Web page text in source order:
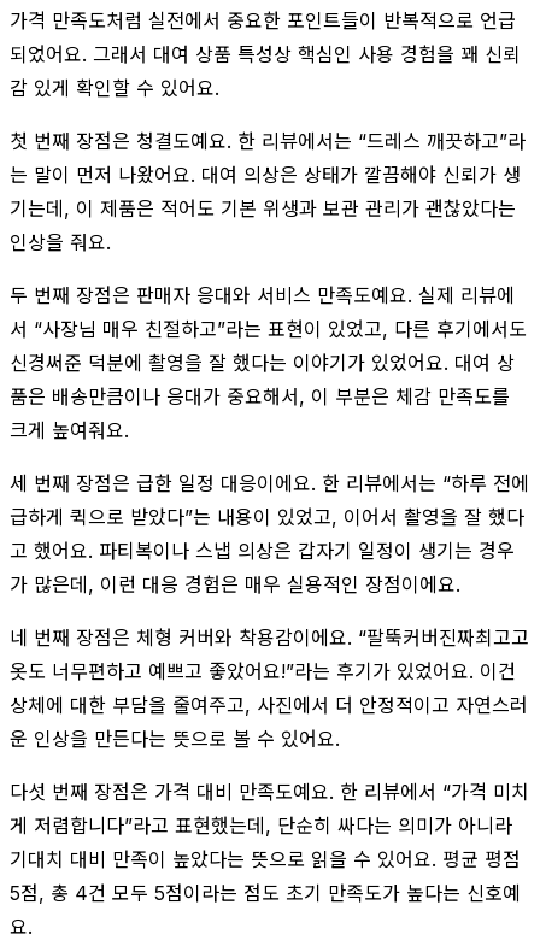
가격 만족도처럼 실전에서 중요한 포인트들이 반복적으로 언급
되었어요. 그래서 대여 상품 특성상 핵심인 사용 경험을 꽤 신뢰
감 있게 확인할 수 있어요.
첫 번째 장점은 청결도예요. 한 리뷰에서는 “드레스 깨끗하고”라
는 말이 먼저 나왔어요. 대여 의상은 상태가 깔끔해야 신뢰가 생
기는데, 이 제품은 적어도 기본 위생과 보관 관리가 괜찮았다는
인상을 줘요.
두 번째 장점은 판매자 응대와 서비스 만족도예요. 실제 리뷰에
서 “사장님 매우 친절하고”라는 표현이 있었고, 다른 후기에서도
신경써준 덕분에 촬영을 잘 했다는 이야기가 있었어요. 대여 상
품은 배송만큼이나 응대가 중요해서, 이 부분은 체감 만족도를
크게 높여줘요.
세 번째 장점은 급한 일정 대응이에요. 한 리뷰에서는 “하루 전에
급하게 퀵으로 받았다”는 내용이 있었고, 이어서 촬영을 잘 했다
고 했어요. 파티복이나 스냅 의상은 갑자기 일정이 생기는 경우
가 많은데, 이런 대응 경험은 매우 실용적인 장점이에요.
네 번째 장점은 체형 커버와 착용감이에요. “팔뚝커버진짜최고고
옷도 너무편하고 예쁘고 좋았어요!”라는 후기가 있었어요. 이건
상체에 대한 부담을 줄여주고, 사진에서 더 안정적이고 자연스러
운 인상을 만든다는 뜻으로 볼 수 있어요.
다섯 번째 장점은 가격 대비 만족도예요. 한 리뷰에서 “가격 미치
게 저렴합니다”라고 표현했는데, 단순히 싸다는 의미가 아니라
기대치 대비 만족이 높았다는 뜻으로 읽을 수 있어요. 평균 평점
5점, 총 4건 모두 5점이라는 점도 초기 만족도가 높다는 신호예
요.